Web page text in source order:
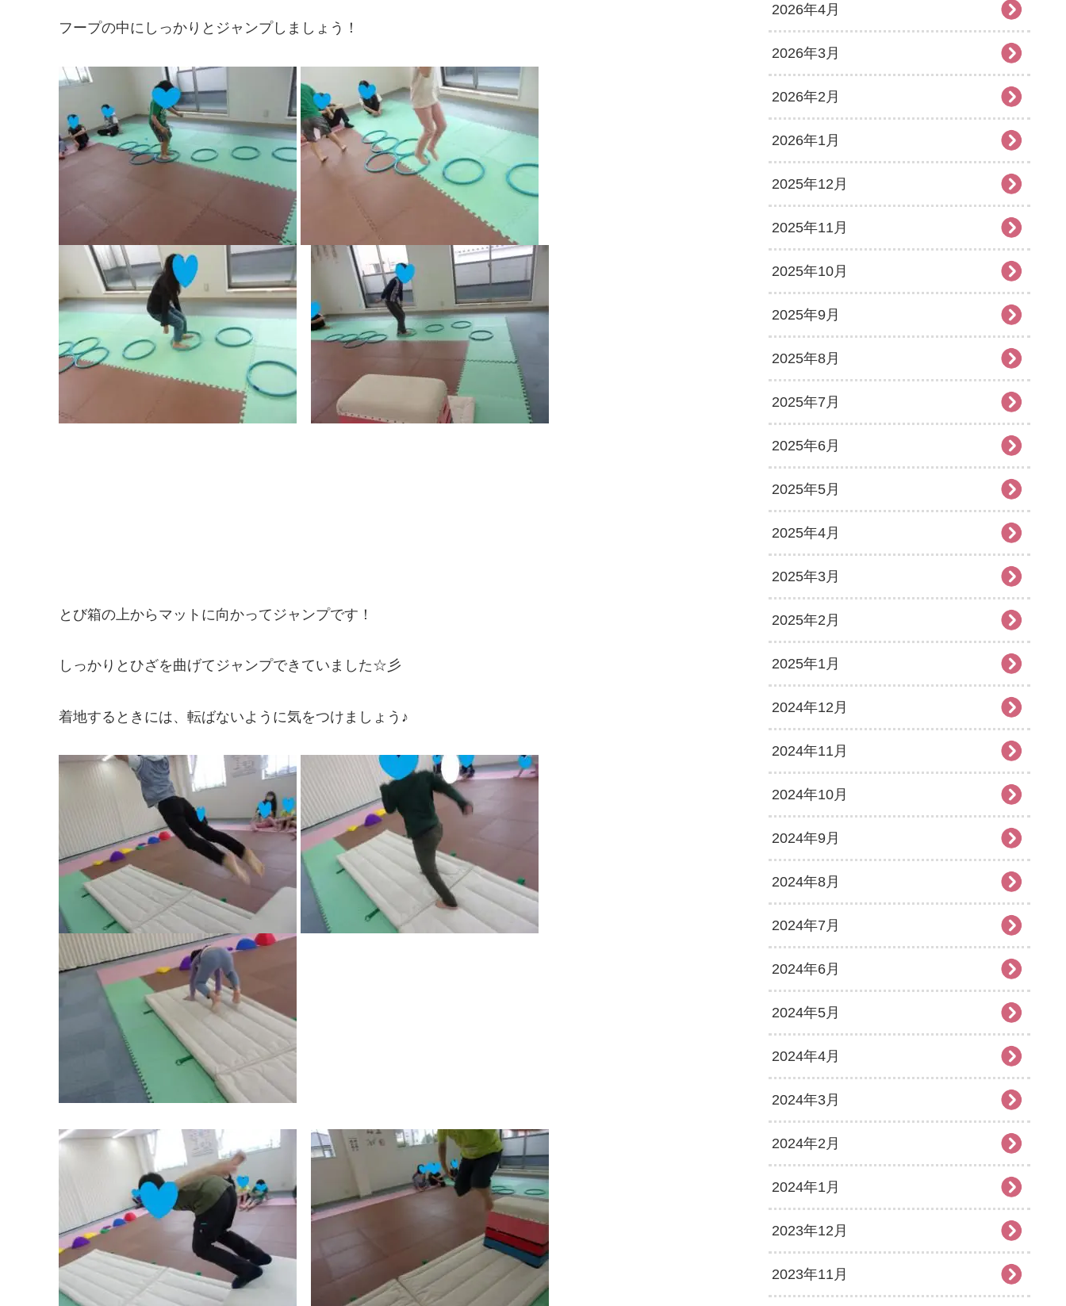
フープの中にしっかりとジャンプしましょう！
とび箱の上からマットに向かってジャンプです！
しっかりとひざを曲げてジャンプできていました☆彡
着地するときには、転ばないように気をつけましょう♪
2026年4月
2026年3月
2026年2月
2026年1月
2025年12月
2025年11月
2025年10月
2025年9月
2025年8月
2025年7月
2025年6月
2025年5月
2025年4月
2025年3月
2025年2月
2025年1月
2024年12月
2024年11月
2024年10月
2024年9月
2024年8月
2024年7月
2024年6月
2024年5月
2024年4月
2024年3月
2024年2月
2024年1月
2023年12月
2023年11月